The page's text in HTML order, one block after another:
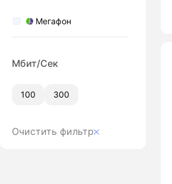
Мегафон
Мбит/Сек
100 300
Очистить фильтр